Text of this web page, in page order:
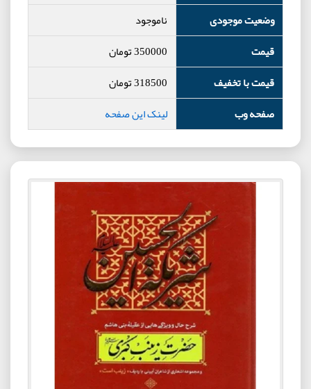
وضعیت موجودی
ناموجود
قیمت
350000تومان
قیمت با تخفیف
318500تومان
صفحه وب
لینک این صفحه